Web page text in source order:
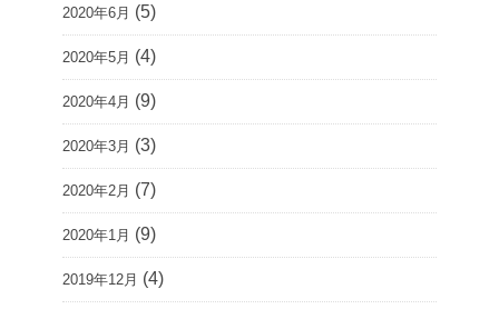
2020年6月 (5)
2020年5月 (4)
2020年4月 (9)
2020年3月 (3)
2020年2月 (7)
2020年1月 (9)
2019年12月 (4)